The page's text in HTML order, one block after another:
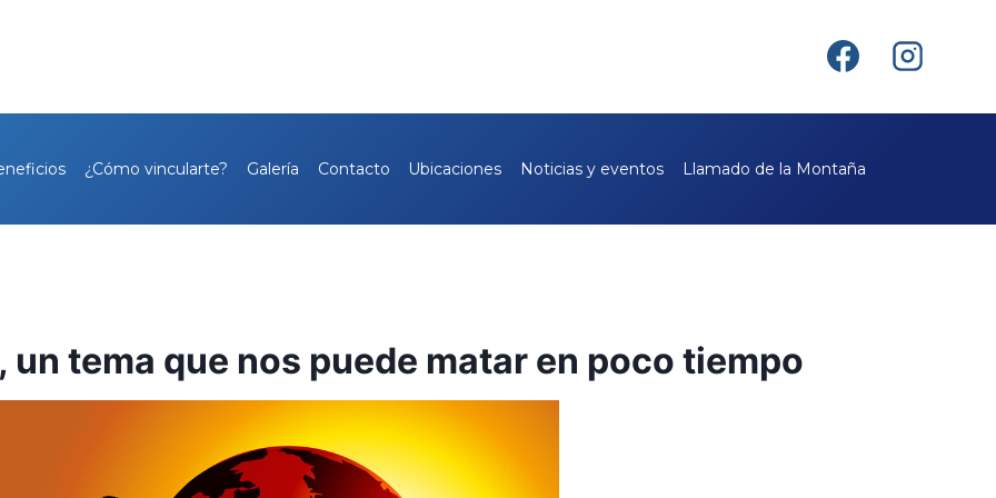
¿Cómo vincularte? Galería Contacto Ubicaciones Noticias y eventos Llamado de la Montaña
tema que nos puede matar en poco tiempo